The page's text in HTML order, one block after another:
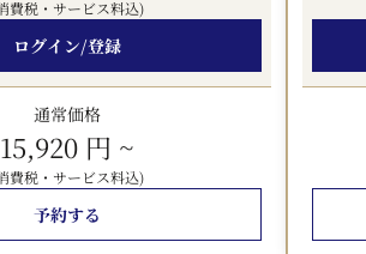
トランにて、無料のWiFiをご利用い
り
ェックアウト後ともに、ロビーにてお
す。
費税・サービス料込)
ログイン/登録
通常価格
15,920 円 ~
費税・サービス料込)
予約する